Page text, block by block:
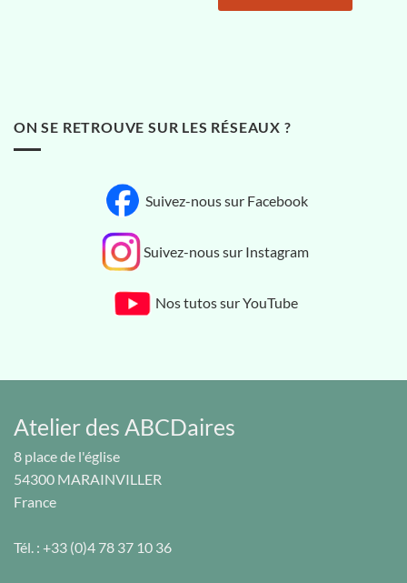
ON SE RETROUVE SUR LES RÉSEAUX ?
Suivez-nous sur Facebook
Suivez-nous sur Instagram
Nos tutos sur YouTube
Atelier des ABCDaires
8 place de l'église
54300 MARAINVILLER
France
Tél. : +33 (0)4 78 37 10 36